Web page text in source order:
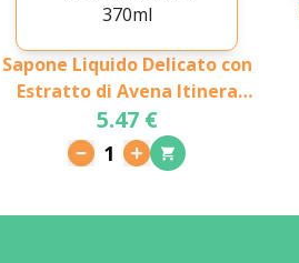
Sapone Liquido Delicato con
Estratto di Avena Itinera
370ml
5.47 €
1